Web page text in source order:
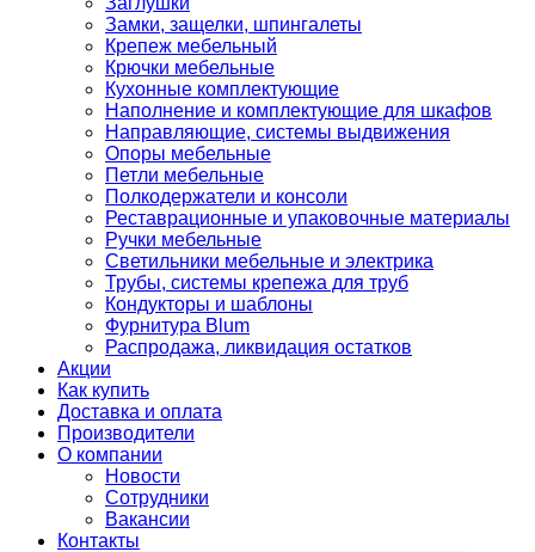
Замки, защелки, шпингалеты
Крепеж мебельный
Крючки мебельные
Кухонные комплектующие
Наполнение и комплектующие для шкафов
Направляющие, системы выдвижения
Опоры мебельные
Петли мебельные
Полкодержатели и консоли
Реставрационные и упаковочные материалы
Ручки мебельные
Светильники мебельные и электрика
Трубы, системы крепежа для труб
Кондукторы и шаблоны
Фурнитура Blum
Распродажа, ликвидация остатков
Акции
Как купить
Доставка и оплата
Производители
О компании
Новости
Сотрудники
Вакансии
Контакты